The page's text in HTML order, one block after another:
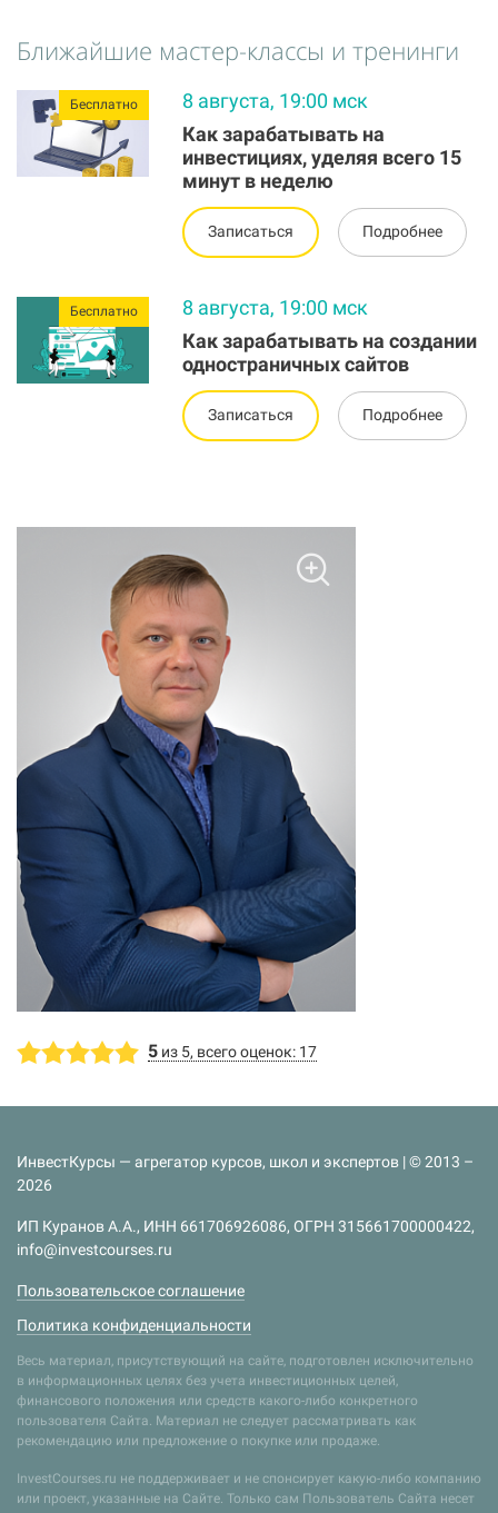
Ближайшие мастер-классы и тренинги
Бесплатно
8 августа, 19:00 мск
Как зарабатывать на
инвестициях, уделяя всего 15
минут в неделю
Записаться Подробнее
Бесплатно
8 августа, 19:00 мск
Как зарабатывать на создании
одностраничных сайтов
Записаться Подробнее
5 из 5, всего оценок: 17
ИнвестКурсы — агрегатор курсов, школ и экспертов | © 2013 –
2026
ИП Куранов А.А., ИНН 661706926086, ОГРН 315661700000422,
info@investcourses.ru
Пользовательское соглашение
Политика конфиденциальности
Весь материал, присутствующий на сайте, подготовлен исключительно
в информационных целях без учета инвестиционных целей,
финансового положения или средств какого-либо конкретного
пользователя Сайта. Материал не следует рассматривать как
рекомендацию или предложение о покупке или продаже.
InvestCourses.ru не поддерживает и не спонсирует какую-либо компанию
или проект, указанные на Сайте. Только сам Пользователь Сайта несет